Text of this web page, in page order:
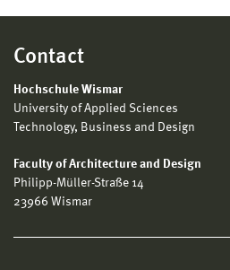
Contact
Hochschule Wismar
University of Applied Sciences
Technology, Business and Design
Faculty of Architecture and Design
Philipp-Müller-Straße 14
23966 Wismar